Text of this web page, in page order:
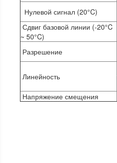
Нулевой сигнал (20°C)
Сдвиг базовой линии (-20°C
~ 50°C)
Разрешение
Линейность
Напряжение смещения